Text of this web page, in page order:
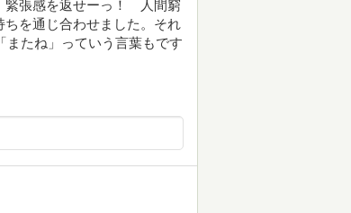
張感を返せーっ！ 人間窮
を通じ合わせました。それ
またね」っていう言葉もです